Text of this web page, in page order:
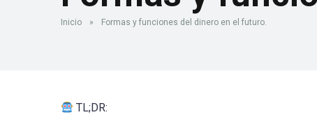
Inicio » Formas y funciones del dinero en el futuro.
TL;DR: